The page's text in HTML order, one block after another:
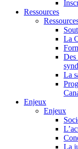
Ressources
La
Des
La
Enjeux
Enjeux
La